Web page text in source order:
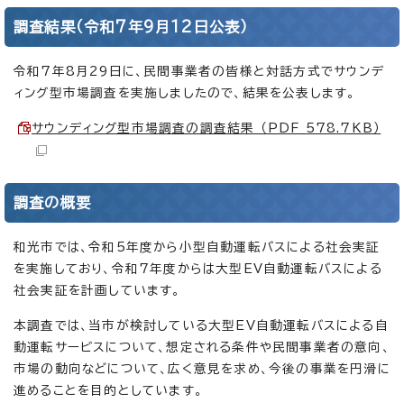
調査結果（令和7年9月12日公表）
令和7年8月29日に、民間事業者の皆様と対話方式でサウンデ
ィング型市場調査を実施しましたので、結果を公表します。
サウンディング型市場調査の調査結果 （PDF 578.7KB）
調査の概要
和光市では、令和5年度から小型自動運転バスによる社会実証
を実施しており、令和7年度からは大型EV自動運転バスによる
社会実証を計画しています。
本調査では、当市が検討している大型EV自動運転バスによる自
動運転サービスについて、想定される条件や民間事業者の意向、
市場の動向などについて、広く意見を求め、今後の事業を円滑に
進めることを目的としています。